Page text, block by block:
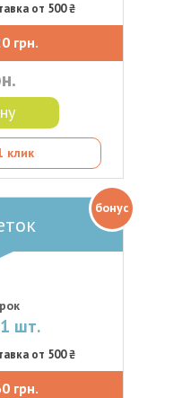
от 500 ₴
грн.
клик
шт.
от 500 ₴
грн.
бонус